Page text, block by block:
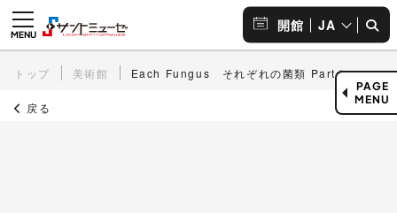
開館 JA
トップ 美術館 Each Fungus それぞれの菌類 Part２
戻る
PAGE
MENU